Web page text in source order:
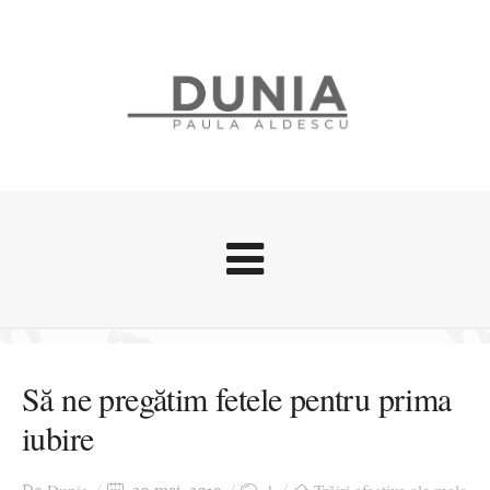
Stari afective
Zice Dunia
Cursuri povestite
Să ne pregătim fetele pentru prima
iubire